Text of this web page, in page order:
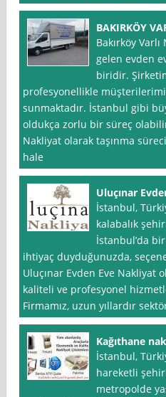
BAKIRKÖY
Bakırköy
gelen evden
biridir.
profesyonellikle
sunmaktadır. İstanbul gibi
oldukça zorlu bir süreç
Nakliyat olarak taşınma
hale
Uluçınar
İstanbul,
kalabalık
İstanbul’da
ihtiyaç duyduğunuzda,
Uluçınar Evden Eve Nakliyat
kaliteli ve profesyonel
Firmamız, uzun yıllardır
Kağıthane
İstanbul,
hareketli
metropolde